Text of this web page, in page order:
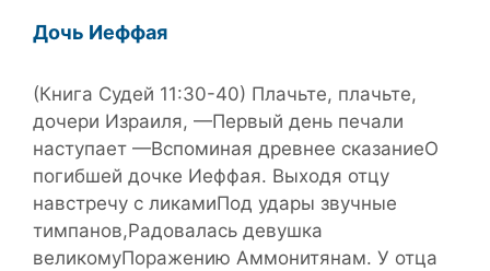
Дочь Иеффая
(Книга Судей 11:30-40) Плачьте, плачьте,
дочери Израиля, —Первый день печали
наступает —Вспоминая древнее сказаниеО
погибшей дочке Иеффая. Выходя отцу
навстречу с ликамиПод удары звучные
тимпанов,Радовалась девушка
великомуПоражению Аммонитянам. У отца